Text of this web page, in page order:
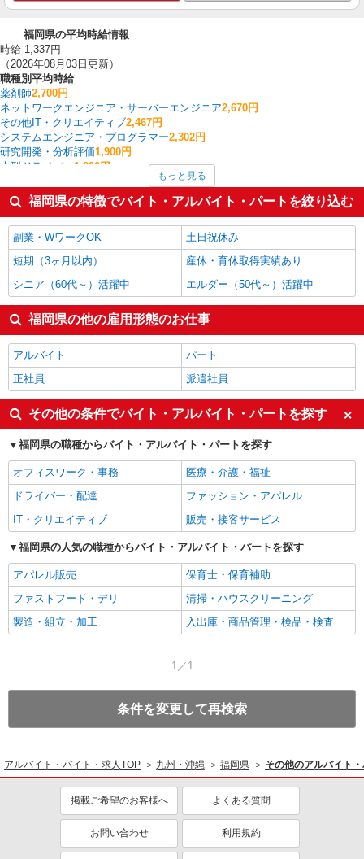
福岡県の平均時給情報
時給 1,337円
（2026年08月03日更新）
職種別平均時給
薬剤師2,700円
ネットワークエンジニア・サーバーエンジニア2,670円
その他IT・クリエイティブ2,467円
システムエンジニア・プログラマー2,302円
研究開発・分析評価1,900円
大型ドライバー 1,800円
生産管理・品質管理1,550円
広報・宣伝1,500円
商品管理・バイヤー1,450円
福岡県の他の職種の平均時給を見る
もっと見る
福岡県の特徴でバイト・アルバイト・パートを絞り込む
副業・WワークOK
土日祝休み
短期（3ヶ月以内）
産休・育休取得実績あり
シニア（60代～）活躍中
エルダー（50代～）活躍中
福岡県の他の雇用形態のお仕事
アルバイト
パート
正社員
派遣社員
その他の条件でバイト・アルバイト・パートを探す
福岡県の職種からバイト・アルバイト・パートを探す
オフィスワーク・事務
医療・介護・福祉
ドライバー・配達
ファッション・アパレル
IT・クリエイティブ
販売・接客サービス
福岡県の人気の職種からバイト・アルバイト・パートを探す
アパレル販売
保育士・保育補助
ファストフード・デリ
清掃・ハウスクリーニング
製造・組立・加工
入出庫・商品管理・検品・検査
1／1
条件を変更して再検索
アルバイト・バイト・求人TOP 九州・沖縄 福岡県 その他のアルバイト
掲載ご希望のお客様へ よくある質問
お問い合わせ 利用規約